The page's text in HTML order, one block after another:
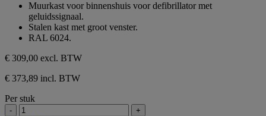
sterren.
Muurkast voor binnenshuis voor defibrillator met
geluidssignaal.
Stalen kast met groot venster.
RAL 6024.
€ 309,00 excl. BTW
€ 373,89 incl. BTW
Per stuk
- +